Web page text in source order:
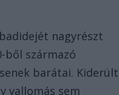
nagyrészt
ből származó
barátai. Kiderült
vallomás sem